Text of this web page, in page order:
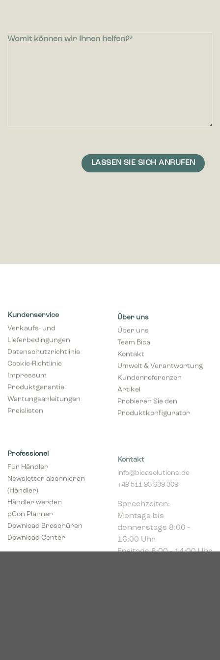
Womit können wir Ihnen helfen?
Kundenservice
Verkaufs- und
Lieferbedingungen
Datenschutzrichtlinie
Cookie-Richtlinie
Impressum
Produktgarantie
Wartungsanleitungen
Preislisten
Über uns
Über uns
Team Bica
Kontakt
Umwelt & Verantwortung
Kundenreferenzen
Artikel
Probieren Sie den
Produktkonfigurator
Professionel
Für Händler
Newsletter abonnieren
(Händler)
Händler werden
pCon Planner
Download Broschüren
Download Center
+49 511 93 639 309
Montags bis
donnerstags 8:00 -
16:00 Uhr
Freitags 8:00 - 14:00 Uhr